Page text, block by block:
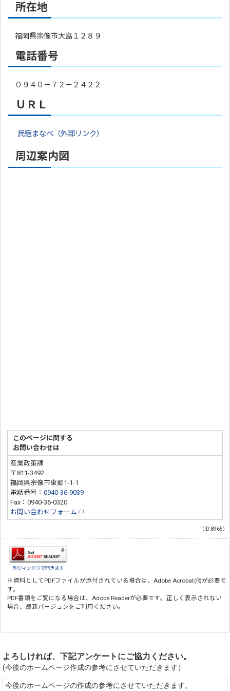
所在地
福岡県宗像市大島１２８９
電話番号
０９４０－７２－２４２２
ＵＲＬ
民宿まなべ（外部リンク）
周辺案内図
このページに関する
お問い合わせは
産業政策課
〒811-3492
福岡県宗像市東郷1-1-1
電話番号：0940-36-9039
Fax：0940-36-0320
お問い合わせフォーム
（ID:8965）
別ウィンドウで開きます
※資料としてPDFファイルが添付されている場合は、 Adobe Acrobat(R)が必要で
す。
PDF書類をご覧になる場合は、 Adobe Readerが必要です。正しく表示されない
場合、最新バージョンをご利用ください。